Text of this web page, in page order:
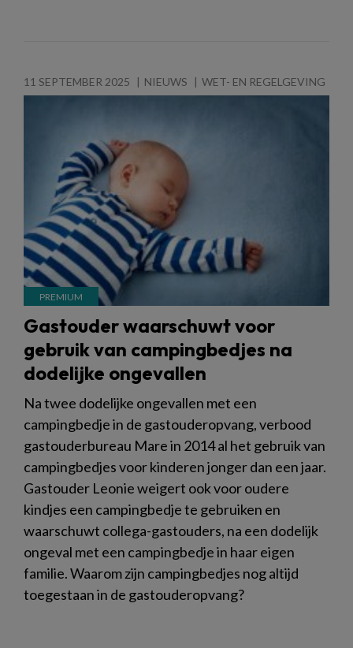
11 SEPTEMBER 2025 NIEUWS WET- EN REGELGEVING
Gastouder waarschuwt voor
gebruik van campingbedjes na
dodelijke ongevallen
Na twee dodelijke ongevallen met een
campingbedje in de gastouderopvang, verbood
gastouderbureau Mare in 2014 al het gebruik van
campingbedjes voor kinderen jonger dan een jaar.
Gastouder Leonie weigert ook voor oudere
kindjes een campingbedje te gebruiken en
waarschuwt collega-gastouders, na een dodelijk
ongeval met een campingbedje in haar eigen
familie. Waarom zijn campingbedjes nog altijd
toegestaan in de gastouderopvang?